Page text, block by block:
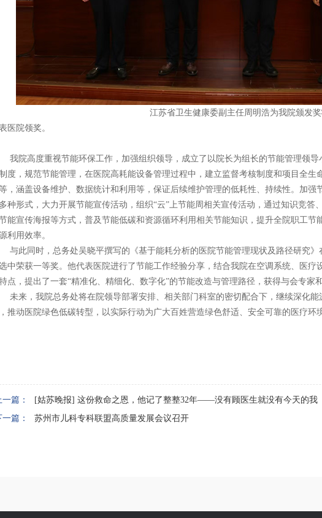
苏省卫生健康委副主任周明浩为我院颁发奖状和荣誉证
医院领奖。
我院高度重视节能环保工作，加强组织领导，成立了以院长为组长的节能管理领
度，规范节能管理，在医院高耗能设备管理过程中，建立监督考核制度和项目全生
，涵盖设备维护、数据统计和利用等，保证后续维护管理的低耗性、持续性。加强
种形式，大力开展节能宣传活动，组织“云”上节能周相关宣传活动，通过知识竞答
能宣传海报等方式，普及节能低碳和资源循环利用相关节能知识，提升全院职工节
利用效率。
与此同时，总务处吴晓平撰写的《基于能耗分析的医院节能管理现状及路径研究
中荣获一等奖。他代表医院进行了节能工作经验分享，结合我院在空调系统、医疗
点，提出了一套“精准化、精细化、数字化”的节能改造与管理路径，获得与会专家
未来，我院总务处将在院领导部署安排、相关部门科室的密切配合下，继续深化
推动医院绿色低碳转型，以实际行动为广大百姓营造绿色舒适、安全可靠的医疗环
一篇：
[姑苏晚报] 这份救命之恩，他记了整整32年——没有顾医生就没有今天的我
一篇：
苏州市儿科专科联盟高质量发展会议召开